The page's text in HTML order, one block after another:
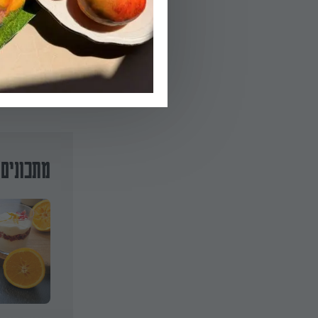
מעל. מומלץ